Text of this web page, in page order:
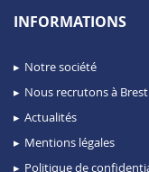
INFORMATIONS
Notre société
Nous recrutons à Brest
Actualités
Mentions légales
Politique de